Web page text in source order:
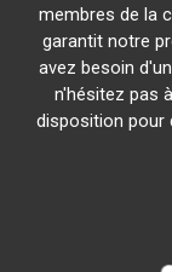
membres de la
garantit notre
avez besoin d'un
n'hésitez pas
disposition pour